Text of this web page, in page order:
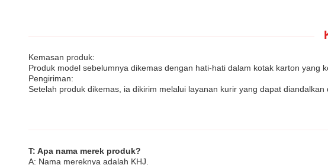
Kemasan produk:
Produk model sebelumnya dikemas dengan hati-hati dalam kotak karton yang
Pengiriman:
Setelah produk dikemas, ia dikirim melalui layanan kurir yang dapat
T: Apa nama merek produk?
A: Nama mereknya adalah KHJ.